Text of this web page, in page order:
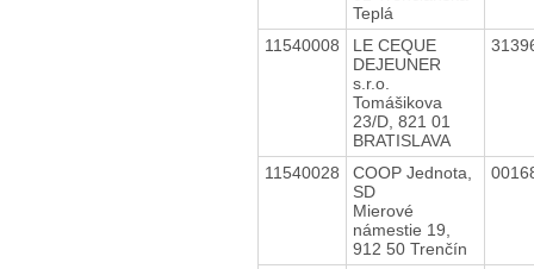
Teplá
11540008
LE CEQUE
DEJEUNER
s.r.o.
Tomášikova
23/D, 821 01
BRATISLAVA
11540028
COOP Jednota,
SD
Mierové
námestie 19,
912 50 Trenčín